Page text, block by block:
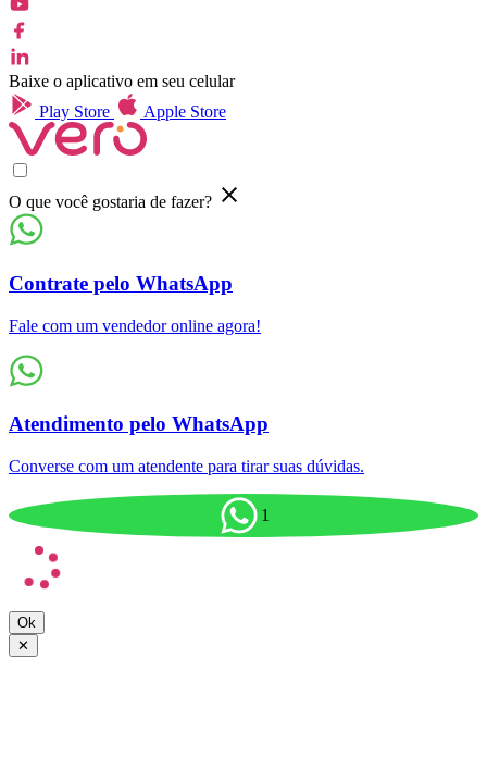
Baixe o aplicativo em seu celular
Play Store
Apple Store
O que você gostaria de fazer?
Contrate pelo WhatsApp
Fale com um vendedor online agora!
Atendimento pelo WhatsApp
Converse com um atendente para tirar suas dúvidas.
1
Ok
✕